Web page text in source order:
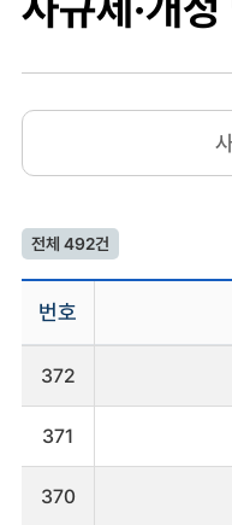
전체 492건
제
정
번호
372
371
370